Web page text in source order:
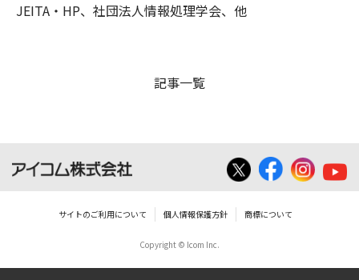
JEITA・HP、社団法人情報処理学会、他
記事一覧
サイトのご利用について 個人情報保護方針 商標について
Copyright © Icom Inc.